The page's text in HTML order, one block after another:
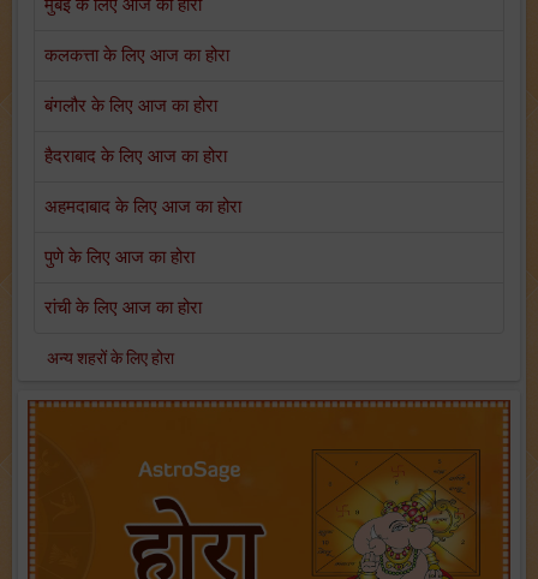
मुंबई के लिए आज का होरा
कलकत्ता के लिए आज का होरा
बंगलौर के लिए आज का होरा
हैदराबाद के लिए आज का होरा
अहमदाबाद के लिए आज का होरा
पुणे के लिए आज का होरा
रांची के लिए आज का होरा
अन्य शहरों के लिए होरा